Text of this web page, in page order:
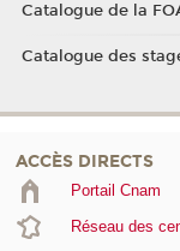
Catalogue de la
Catalogue des
ACCÈS DIRECTS
Portail Cnam
Réseau des